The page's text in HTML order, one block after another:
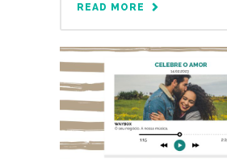
READ MORE